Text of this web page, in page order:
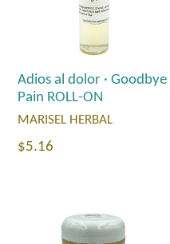
Adios al dolor · Goodbye
Pain ROLL-ON
MARISEL HERBAL
Precio
$5.16